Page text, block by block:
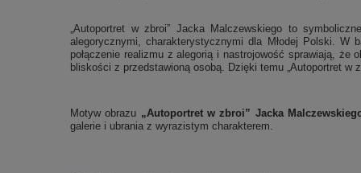
„Autoportret w zbroi” Jacka Malczewskiego to
alegorycznymi, charakterystycznymi dla Młodej Polski. W
połączenie realizmu z alegorią i nastrojowość sprawiają,
bliskości z przedstawioną osobą. Dzięki temu „Autoportret
Motyw obrazu „Autoportret w zbroi” Jacka
galerie i ubrania z wyrazistym charakterem.